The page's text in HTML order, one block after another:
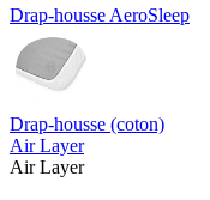
Drap-housse AeroSleep
Drap-housse (coton)
Air Layer
Air Layer